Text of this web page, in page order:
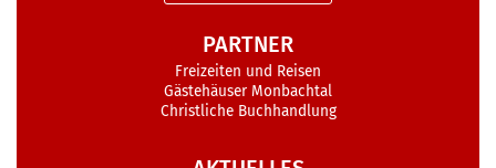
PARTNER
Freizeiten und Reisen
Gästehäuser Monbachtal
Christliche Buchhandlung